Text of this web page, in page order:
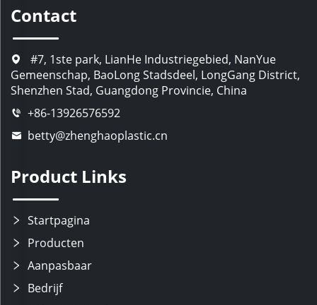
Contact
#7, 1ste park, LianHe Industriegebied, NanYue
Gemeenschap, BaoLong Stadsdeel, LongGang District,
Shenzhen Stad, Guangdong Provincie, China
+86-13926576592
betty@zhenghaoplastic.cn
Product Links
Startpagina
Producten
Aanpasbaar
Bedrijf